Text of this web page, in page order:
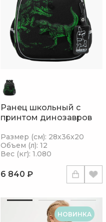
Ранец школьный с
принтом динозавров
Размер (см): 28х36х20
Объем (л): 12
Вес (кг): 1.080
6 840 ₽
НОВИНКА